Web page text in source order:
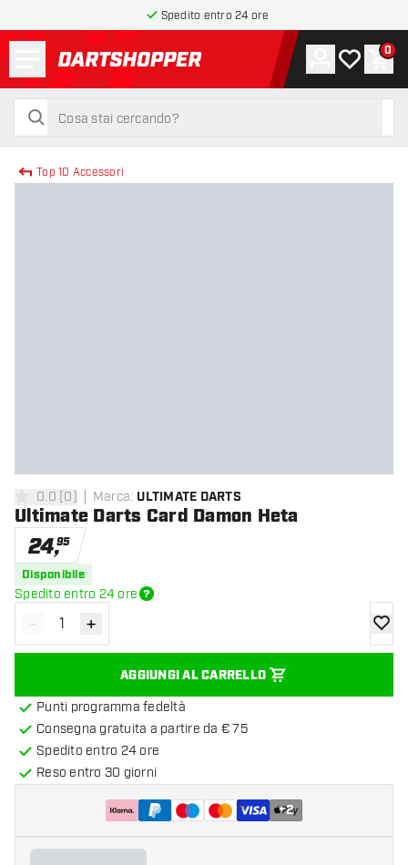
Spedito entro 24 ore
torna alla home page
cerca
cerca
Account
La mia0
Top 10 Accessori
0 stelle di valutazione
0.0 [0] Marca: ULTIMATE DARTS
Ultimate Darts Card Damon Heta
24,95
Disponibile
Spedito entro 24 ore
Diminuisci quantità
- Aumenta quantità
+
AGGIUNGI AL CARRELLO
Punti programma fedeltà
Consegna gratuita a partire da € 75
Spedito entro 24 ore
Reso entro 30 giorni
+2